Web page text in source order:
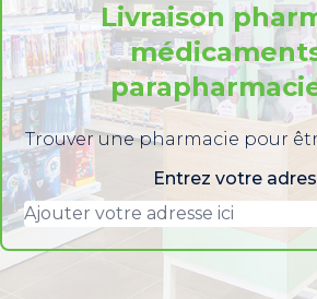
Livraison
Trouver une pharmacie pour
Entrez votre